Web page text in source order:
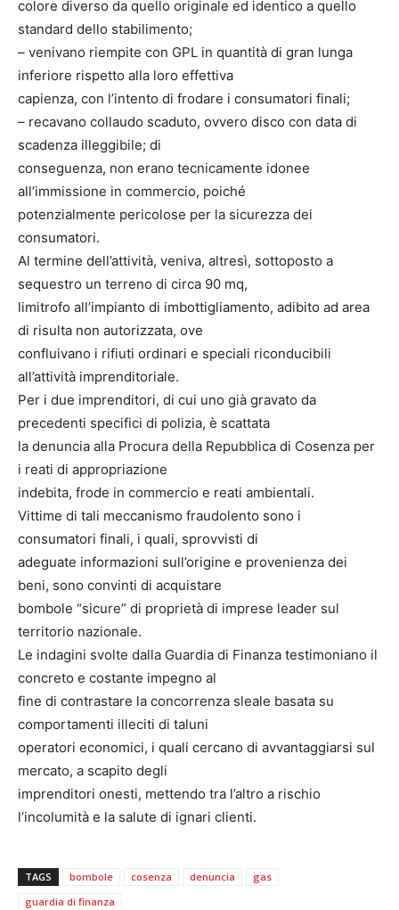
colore diverso da quello originale ed identico a quello
standard dello stabilimento;
– venivano riempite con GPL in quantità di gran lunga
inferiore rispetto alla loro effettiva
capienza, con l’intento di frodare i consumatori finali;
– recavano collaudo scaduto, ovvero disco con data di
scadenza illeggibile; di
conseguenza, non erano tecnicamente idonee
all’immissione in commercio, poiché
potenzialmente pericolose per la sicurezza dei
consumatori.
Al termine dell’attività, veniva, altresì, sottoposto a
sequestro un terreno di circa 90 mq,
limitrofo all’impianto di imbottigliamento, adibito ad area
di risulta non autorizzata, ove
confluivano i rifiuti ordinari e speciali riconducibili
all’attività imprenditoriale.
Per i due imprenditori, di cui uno già gravato da
precedenti specifici di polizia, è scattata
la denuncia alla Procura della Repubblica di Cosenza per
i reati di appropriazione
indebita, frode in commercio e reati ambientali.
Vittime di tali meccanismo fraudolento sono i
consumatori finali, i quali, sprovvisti di
adeguate informazioni sull’origine e provenienza dei
beni, sono convinti di acquistare
bombole “sicure” di proprietà di imprese leader sul
territorio nazionale.
Le indagini svolte dalla Guardia di Finanza testimoniano il
concreto e costante impegno al
fine di contrastare la concorrenza sleale basata su
comportamenti illeciti di taluni
operatori economici, i quali cercano di avvantaggiarsi sul
mercato, a scapito degli
imprenditori onesti, mettendo tra l’altro a rischio
l’incolumità e la salute di ignari clienti.
TAGS bombole cosenza denuncia
gas
guardia di finanza